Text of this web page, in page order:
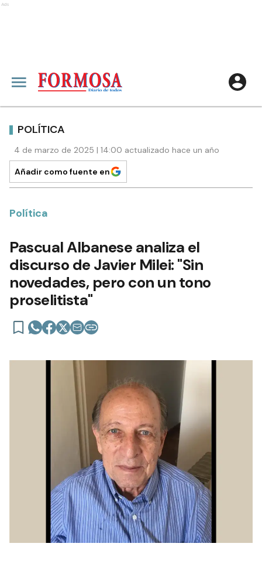
Ads
POLÍTICA
4 de marzo de 2025 | 14:00 actualizado hace un año
Añadir como fuente en
Política
Pascual Albanese analiza el
discurso de Javier Milei: "Sin
novedades, pero con un tono
proselitista"